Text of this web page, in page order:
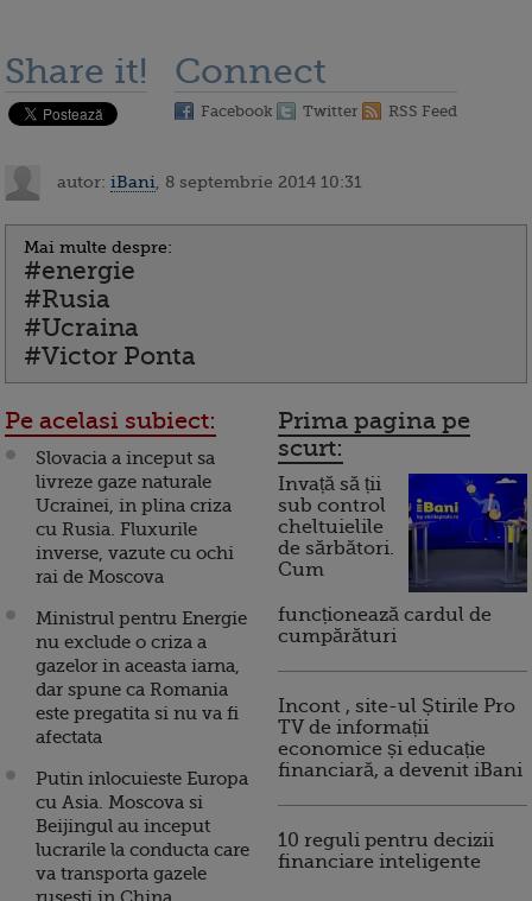
Share it! Connect
Facebook Twitter RSS Feed
autor: iBani , 8 septembrie 2014 10:31
Mai multe despre:
#energie
#Rusia
#Ucraina
#Victor Ponta
Pe acelasi subiect:
Slovacia a inceput sa
livreze gaze naturale
Ucrainei, in plina criza
cu Rusia. Fluxurile
inverse, vazute cu ochi
rai de Moscova
Ministrul pentru Energie
nu exclude o criza a
gazelor in aceasta iarna,
dar spune ca Romania
este pregatita si nu va fi
afectata
Putin inlocuieste Europa
cu Asia. Moscova si
Beijingul au inceput
lucrarile la conducta care
va transporta gazele
Prima pagina pe
scurt:
Invață să ții
sub control
cheltuielile
de sărbători.
Cum
funcționează cardul de
cumpărături
Incont , site-ul Știrile Pro
TV de informații
economice și educație
financiară, a devenit iBani
10 reguli pentru decizii
financiare inteligente